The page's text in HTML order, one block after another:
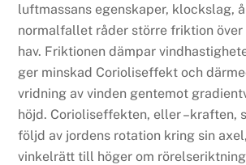
luftmassans egenskaper, klockslag,
normalfallet råder större friktion över
hav. Friktionen dämpar
ger minskad Corioliseffekt och
vridning av vinden gentemot
höjd. Corioliseffekten, eller –kraften,
följd av jordens rotation kring sin
vinkelrätt till höger om